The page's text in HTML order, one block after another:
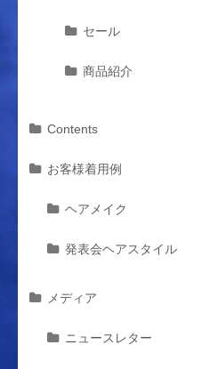
セール
商品紹介
Contents
お客様着用例
ヘアメイク
発表会ヘアスタイル
メディア
ニュースレター